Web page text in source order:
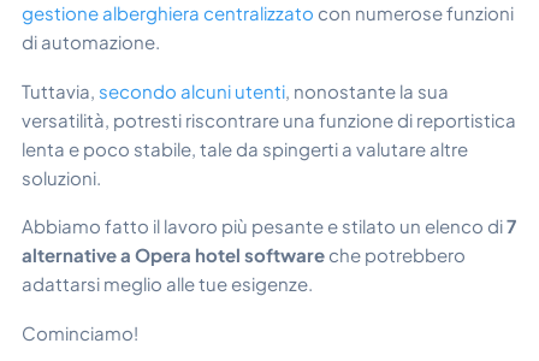
gestione alberghiera centralizzato con numerose funzioni
di automazione.
Tuttavia, secondo alcuni utenti, nonostante la sua
versatilità, potresti riscontrare una funzione di reportistica
lenta e poco stabile, tale da spingerti a valutare altre
soluzioni.
Abbiamo fatto il lavoro più pesante e stilato un elenco di7
alternative a Opera hotel software che potrebbero
adattarsi meglio alle tue esigenze.
Cominciamo!